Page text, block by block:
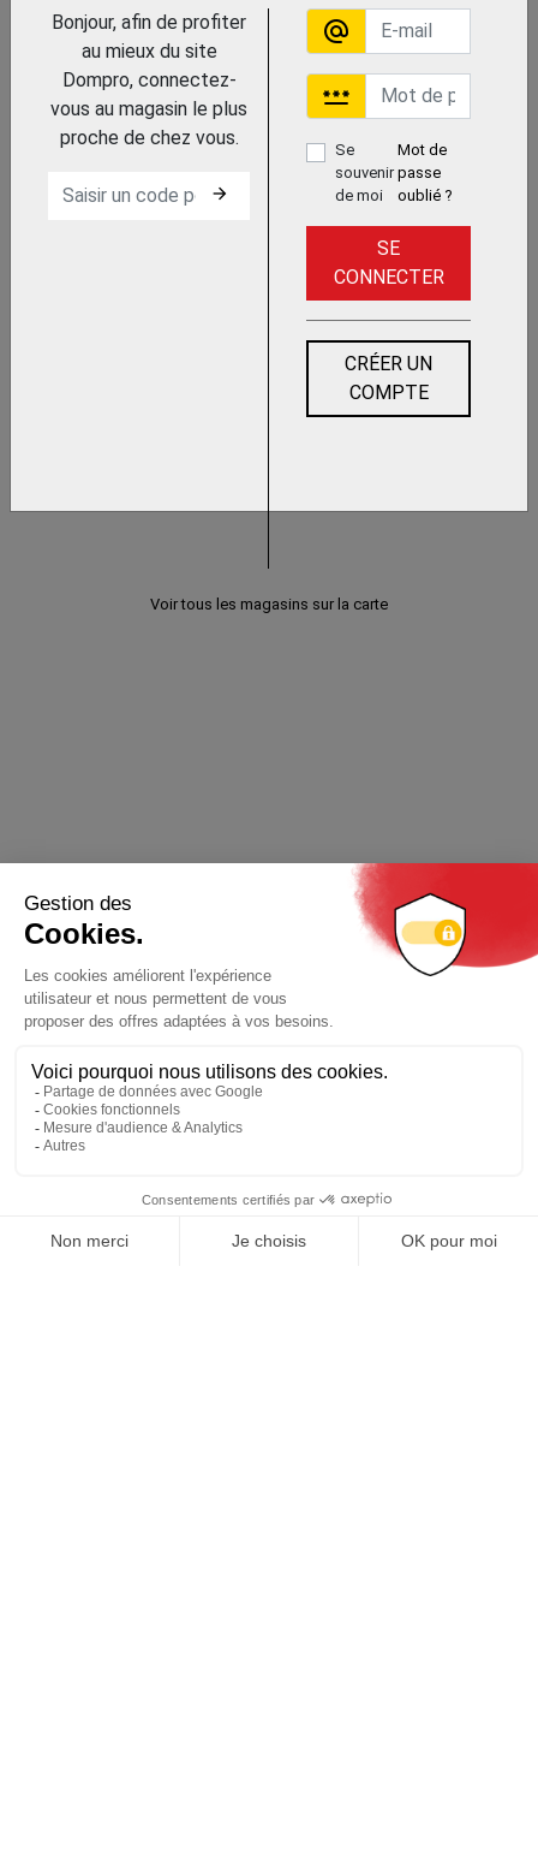
Bonjour, afin de profiter
au mieux du site
Dompro, connectez-
vous au magasin le plus
proche de chez vous.
arrow_forward
alternate_email
password
Se
souvenir
de moi
Mot de
passe
oublié ?
SE
CONNECTER
CRÉER UN
COMPTE
Voir tous les magasins sur la carte